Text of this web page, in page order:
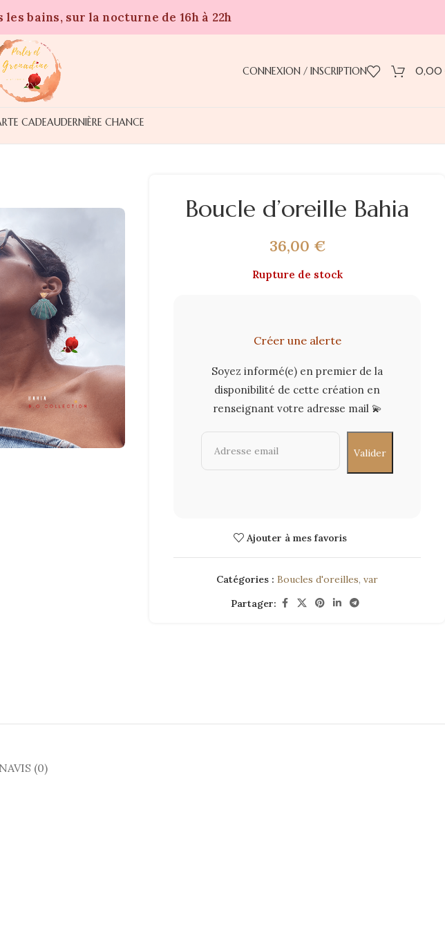
bains, sur la nocturne de 16h à 22h
CONNEXION / INSCRIPTION 0,00
CADEAUDERNIÈRE CHANCE
Boucle d’oreille Bahia
36,00 €
Rupture de stock
Créer une alerte
Soyez informé(e) en premier de la
disponibilité de cette création en
renseignant votre adresse mail 💫
Ajouter à mes favoris
Catégories : Boucles d'oreilles, var
Partager:
AVIS (0)